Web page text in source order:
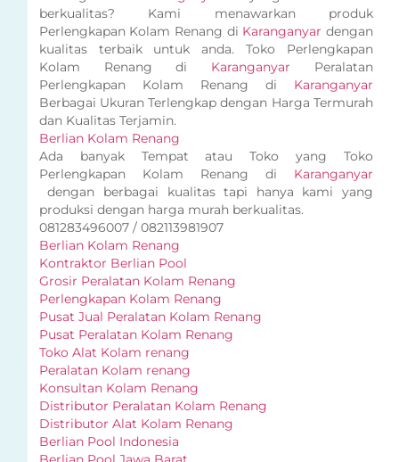
berkualitas? Kami menawarkan produk
Perlengkapan Kolam Renang di Karanganyar dengan
kualitas terbaik untuk anda. Toko Perlengkapan
Kolam Renang di Karanganyar Peralatan
Perlengkapan Kolam Renang di Karanganyar
Berbagai Ukuran Terlengkap dengan Harga Termurah
dan Kualitas Terjamin.
Berlian Kolam Renang
Ada banyak Tempat atau Toko yang Toko
Perlengkapan Kolam Renang di Karanganyar
dengan berbagai kualitas tapi hanya kami yang
produksi dengan harga murah berkualitas.
081283496007 / 082113981907
Berlian Kolam Renang
Kontraktor Berlian Pool
Grosir Peralatan Kolam Renang
Perlengkapan Kolam Renang
Pusat Jual Peralatan Kolam Renang
Pusat Peralatan Kolam Renang
Toko Alat Kolam renang
Peralatan Kolam renang
Konsultan Kolam Renang
Distributor Peralatan Kolam Renang
Distributor Alat Kolam Renang
Berlian Pool Indonesia